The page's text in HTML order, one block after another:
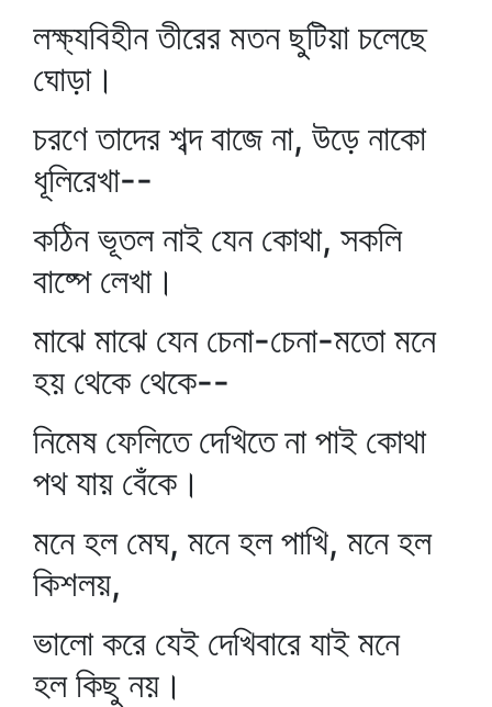
লক্ষ্যবিহীন তীরের মতন ছুটিয়া চলেছে
ঘোড়া।
চরণে তাদের শব্দ বাজে না, উড়ে নাকো
ধূলিরেখা--
কঠিন ভূতল নাই যেন কোথা, সকলি
বাষ্পে লেখা।
মাঝে মাঝে যেন চেনা-চেনা-মতো মনে
হয় থেকে থেকে--
নিমেষ ফেলিতে দেখিতে না পাই কোথা
পথ যায় বেঁকে।
মনে হল মেঘ, মনে হল পাখি, মনে হল
কিশলয়,
ভালো করে যেই দেখিবারে যাই মনে
হল কিছু নয়।